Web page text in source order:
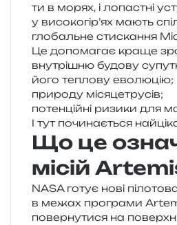
ти в морях, і лопа­стні
у високогір’ях мають
гло­баль­не сти­ска­н­ня
Це допо­ма­гає краще
вну­трі­шню будо­ву
його тепло­ву еволюцію;
при­ро­ду місяцетрусів;
потен­цій­ні ризи­ки для
І тут почи­на­є­ться
Що це
місій
NASA готує нові
в межах про­гра­ми
повер­ну­ти­ся на